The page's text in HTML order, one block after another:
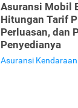
Asuransi Mobil
Hitungan Tarif
Perluasan, dan
Penyedianya
Asuransi Kendaraan